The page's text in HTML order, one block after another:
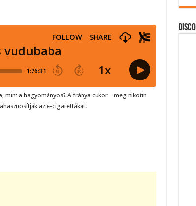
mint a hagyományos? A fránya cukor…meg nikotin
az e-cigarettákat.